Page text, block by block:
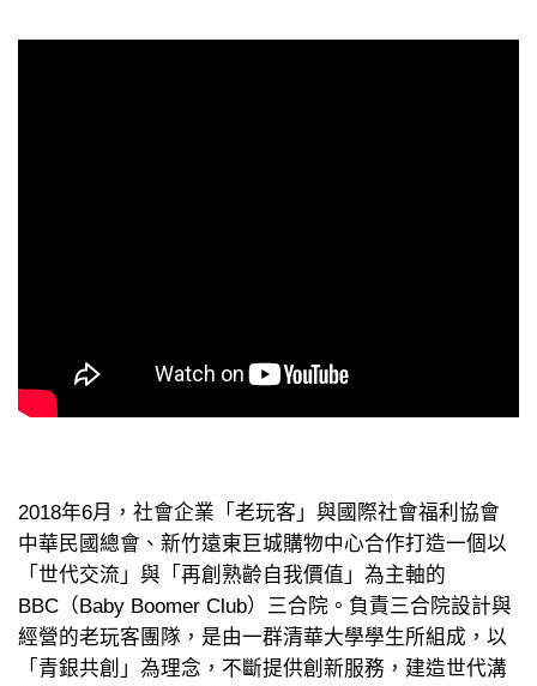
2018年6月，社會企業「老玩客」與國際社會福利協會
中華民國總會、新竹遠東巨城購物中心合作打造一個以
「世代交流」與「再創熟齡自我價值」為主軸的
BBC（Baby Boomer Club）三合院。負責三合院設計與
經營的老玩客團隊，是由一群清華大學學生所組成，以
「青銀共創」為理念，不斷提供創新服務，建造世代溝